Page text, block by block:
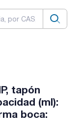
tapón
(ml):
boca: